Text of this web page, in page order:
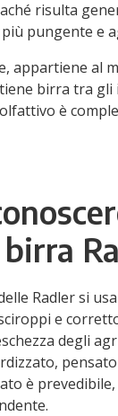
risulta
pungente e
appartiene al
birra tra gli
è
Radler si
e
degli
è prevedibile,